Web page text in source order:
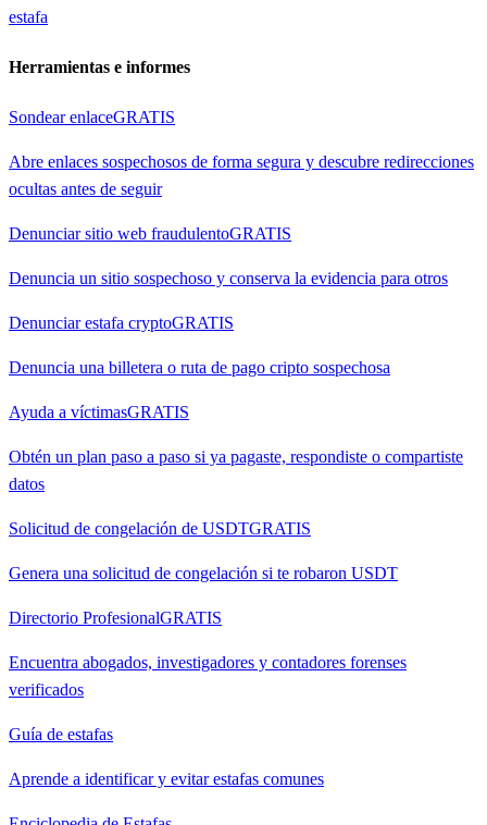
estafa
Herramientas e informes
Sondear enlaceGRATIS
Abre enlaces sospechosos de forma segura y descubre redirecciones
ocultas antes de seguir
Denunciar sitio web fraudulentoGRATIS
Denuncia un sitio sospechoso y conserva la evidencia para otros
Denunciar estafa cryptoGRATIS
Denuncia una billetera o ruta de pago cripto sospechosa
Ayuda a víctimasGRATIS
Obtén un plan paso a paso si ya pagaste, respondiste o compartiste
datos
Solicitud de congelación de USDTGRATIS
Genera una solicitud de congelación si te robaron USDT
Directorio ProfesionalGRATIS
Encuentra abogados, investigadores y contadores forenses
verificados
Guía de estafas
Aprende a identificar y evitar estafas comunes